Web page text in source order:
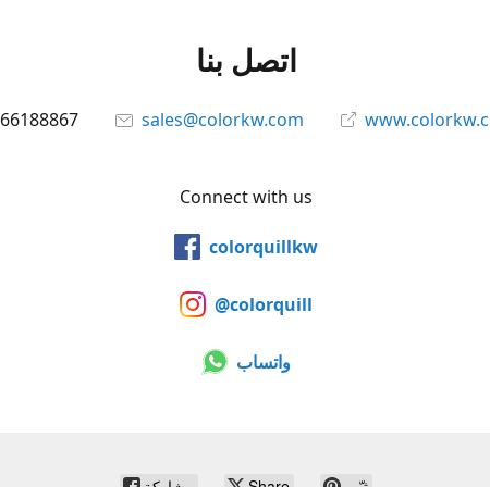
اتصل بنا
66188867 sales@colorkw.com
Connect with us
colorquillkw
@colorquill
واتساب